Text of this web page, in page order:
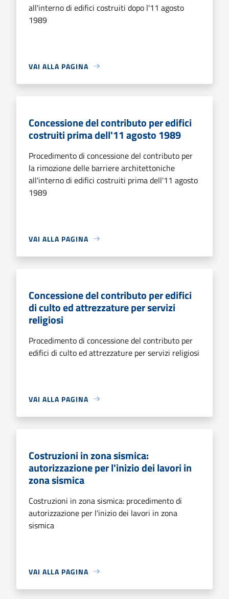
all'interno di edifici costruiti dopo l'11 agosto
1989
VAI ALLA PAGINA
Concessione del contributo per edifici
costruiti prima dell'11 agosto 1989
Procedimento di concessione del contributo per
la rimozione delle barriere architettoniche
all'interno di edifici costruiti prima dell'11 agosto
1989
VAI ALLA PAGINA
Concessione del contributo per edifici
di culto ed attrezzature per servizi
religiosi
Procedimento di concessione del contributo per
edifici di culto ed attrezzature per servizi religiosi
VAI ALLA PAGINA
Costruzioni in zona sismica:
autorizzazione per l'inizio dei lavori in
zona sismica
Costruzioni in zona sismica: procedimento di
autorizzazione per l'inizio dei lavori in zona
sismica
VAI ALLA PAGINA